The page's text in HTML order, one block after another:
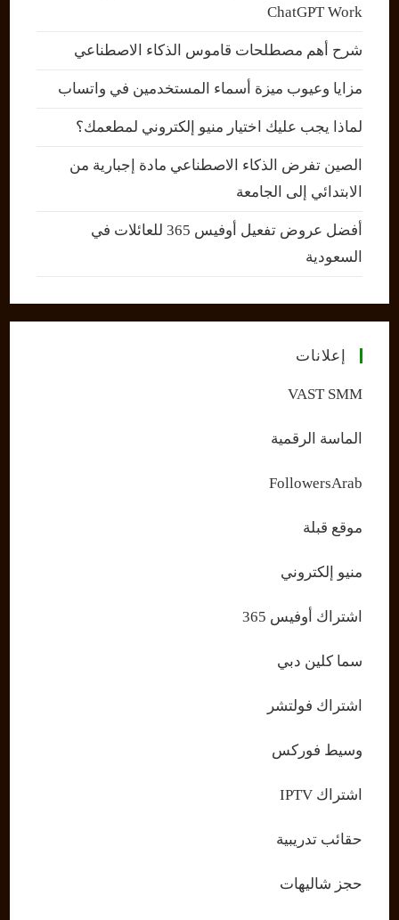
ChatGPT Work
شرح أهم مصطلحات قاموس الذكاء الاصطناعي
مزايا وعيوب ميزة أسماء المستخدمين في واتساب
لماذا يجب عليك اختيار منيو إلكتروني لمطعمك؟
الصين تفرض الذكاء الاصطناعي مادة إجبارية من
الابتدائي إلى الجامعة
أفضل عروض تفعيل أوفيس 365 للعائلات في
السعودية
إعلانات
VAST SMM
الماسة الرقمية
FollowersArab
موقع قبلة
منيو إلكتروني
اشتراك أوفيس 365
سما كلين دبي
اشتراك فولتشر
وسيط فوركس
اشتراك IPTV
حقائب تدريبية
حجز شاليهات